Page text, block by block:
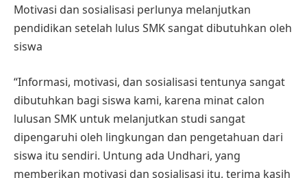
Motivasi dan sosialisasi perlunya melanjutkan
pendidikan setelah lulus SMK sangat dibutuhkan oleh
siswa
“Informasi, motivasi, dan sosialisasi tentunya sangat
dibutuhkan bagi siswa kami, karena minat calon
lulusan SMK untuk melanjutkan studi sangat
dipengaruhi oleh lingkungan dan pengetahuan dari
siswa itu sendiri. Untung ada Undhari, yang
memberikan motivasi dan sosialisasi itu, terima kasih